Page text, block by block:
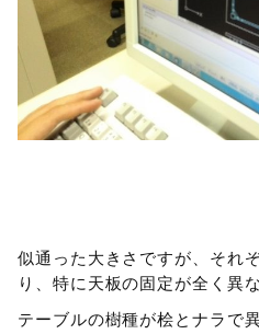
似通った大きさですが、それ
り、特に天板の固定が全く異
テーブルの樹種が桧とナラで